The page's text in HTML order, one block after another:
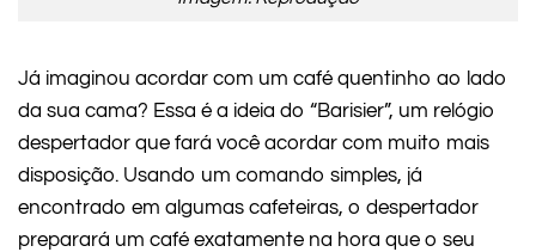
Já imaginou acordar com um café quentinho ao lado
da sua cama? Essa é a ideia do “Barisier”, um relógio
despertador que fará você acordar com muito mais
disposição. Usando um comando simples, já
encontrado em algumas cafeteiras, o despertador
preparará um café exatamente na hora que o seu